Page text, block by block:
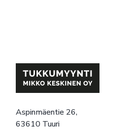
Aspinmäentie 26,
63610 Tuuri